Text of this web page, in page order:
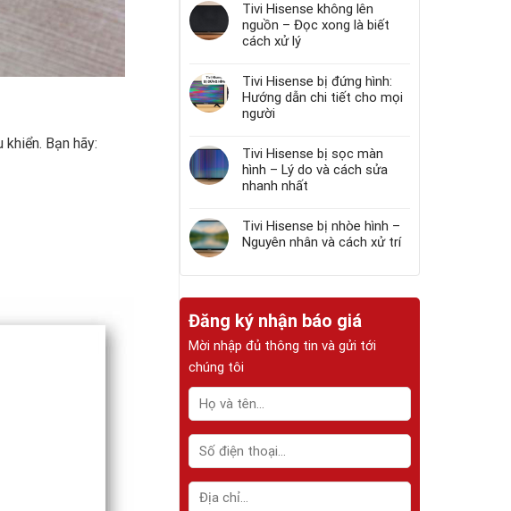
Bạn hãy:
Tivi Hisense không lên
nguồn – Đọc xong là biết
cách xử lý
Tivi Hisense bị đứng hình:
Hướng dẫn chi tiết cho mọi
người
Tivi Hisense bị sọc màn
hình – Lý do và cách sửa
nhanh nhất
Tivi Hisense bị nhòe hình –
Nguyên nhân và cách xử trí
Đăng ký nhận báo giá
Mời nhập đủ thông tin và gửi tới
chúng tôi